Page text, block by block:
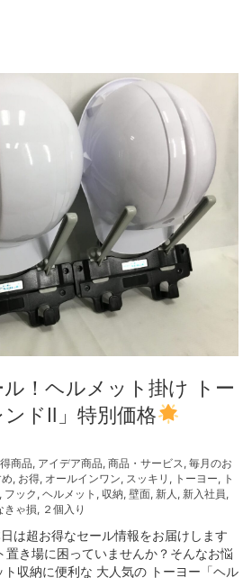
！ヘルメット掛け トー
ドⅡ」特別価格
商品, アイデア商品, 商品・サービス , 毎月のお
, お得, オールインワン, スッキリ , トーヨー, ト
, フック , ヘルメット , 収納, 壁面, 新人 , 新入社員,
きゃ損, ２個入り
は超お得なセール情報をお届けします
置き場に困っていませんか？そんなお悩
収納に便利な 大人気の トーヨー「ヘル